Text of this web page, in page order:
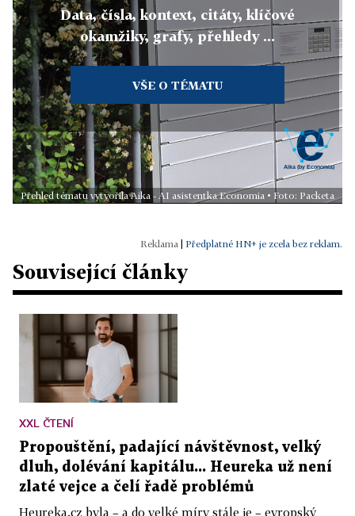
Data, čísla, kontext, citáty, klíčové
okamžiky, grafy, přehledy ...
VŠE O TÉMATU
Přehled tématu vytvořila Aika - AI asistentka Economia • Foto: Packeta
Předplatné HN+ je zcela bez reklam.
Související články
XXL ČTENÍ
Propouštění, padající návštěvnost, velký
dluh, dolévání kapitálu... Heureka už není
zlaté vejce a čelí řadě problémů
Heureka.cz byla – a do velké míry stále je – evropský